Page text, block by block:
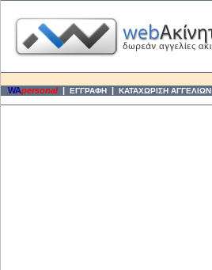
WApersonal | ΕΓΓΡΑΦΗ | ΚΑΤΑΧΩΡΙΣΗ ΑΓΓΕΛΙΩΝ